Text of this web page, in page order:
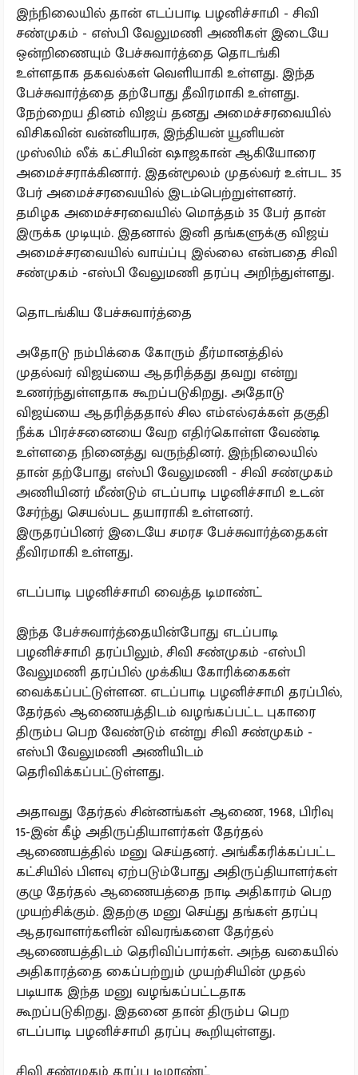
இந்நிலையில் தான் எடப்பாடி பழனிச்சாமி - சிவி
சண்முகம் - எஸ்பி வேலுமணி அணிகள் இடையே
ஒன்றிணையும் பேச்சுவார்த்தை தொடங்கி
உள்ளதாக தகவல்கள் வெளியாகி உள்ளது. இந்த
பேச்சுவார்த்தை தற்போது தீவிரமாகி உள்ளது.
நேற்றைய தினம் விஜய் தனது அமைச்சரவையில்
விசிகவின் வன்னியரசு, இந்தியன் யூனியன்
முஸ்லிம் லீக் கட்சியின் ஷாஜகான் ஆகியோரை
அமைச்சராக்கினார். இதன்மூலம் முதல்வர் உள்பட 35
பேர் அமைச்சரவையில் இடம்பெற்றுள்ளனர்.
தமிழக அமைச்சரவையில் மொத்தம் 35 பேர் தான்
இருக்க முடியும். இதனால் இனி தங்களுக்கு விஜய்
அமைச்சரவையில் வாய்ப்பு இல்லை என்பதை சிவி
சண்முகம் -எஸ்பி வேலுமணி தரப்பு அறிந்துள்ளது.
தொடங்கிய பேச்சுவார்த்தை
அதோடு நம்பிக்கை கோரும் தீர்மானத்தில்
முதல்வர் விஜய்யை ஆதரித்தது தவறு என்று
உணர்ந்துள்ளதாக கூறப்படுகிறது. அதோடு
விஜய்யை ஆதரித்ததால் சில எம்எல்ஏக்கள் தகுதி
நீக்க பிரச்சனையை வேற எதிர்கொள்ள வேண்டி
உள்ளதை நினைத்து வருந்தினர். இந்நிலையில்
தான் தற்போது எஸ்பி வேலுமணி - சிவி சண்முகம்
அணியினர் மீண்டும் எடப்பாடி பழனிச்சாமி உடன்
சேர்ந்து செயல்பட தயாராகி உள்ளனர்.
இருதரப்பினர் இடையே சமரச பேச்சுவார்த்தைகள்
தீவிரமாகி உள்ளது.
எடப்பாடி பழனிச்சாமி வைத்த டிமாண்ட்
இந்த பேச்சுவார்த்தையின்போது எடப்பாடி
பழனிச்சாமி தரப்பிலும், சிவி சண்முகம் -எஸ்பி
வேலுமணி தரப்பில் முக்கிய கோரிக்கைகள்
வைக்கப்பட்டுள்ளன. எடப்பாடி பழனிச்சாமி தரப்பில்,
தேர்தல் ஆணையத்திடம் வழங்கப்பட்ட புகாரை
திரும்ப பெற வேண்டும் என்று சிவி சண்முகம் -
எஸ்பி வேலுமணி அணியிடம்
தெரிவிக்கப்பட்டுள்ளது.
அதாவது தேர்தல் சின்னங்கள் ஆணை, 1968, பிரிவு
15-இன் கீழ் அதிருப்தியாளர்கள் தேர்தல்
ஆணையத்தில் மனு செய்தனர். அங்கீகரிக்கப்பட்ட
கட்சியில் பிளவு ஏற்படும்போது அதிருப்தியாளர்கள்
குழு தேர்தல் ஆணையத்தை நாடி அதிகாரம் பெற
முயற்சிக்கும். இதற்கு மனு செய்து தங்கள் தரப்பு
ஆதரவாளர்களின் விவரங்களை தேர்தல்
ஆணையத்திடம் தெரிவிப்பார்கள். அந்த வகையில்
அதிகாரத்தை கைப்பற்றும் முயற்சியின் முதல்
படியாக இந்த மனு வழங்கப்பட்டதாக
கூறப்படுகிறது. இதனை தான் திரும்ப பெற
எடப்பாடி பழனிச்சாமி தரப்பு கூறியுள்ளது.